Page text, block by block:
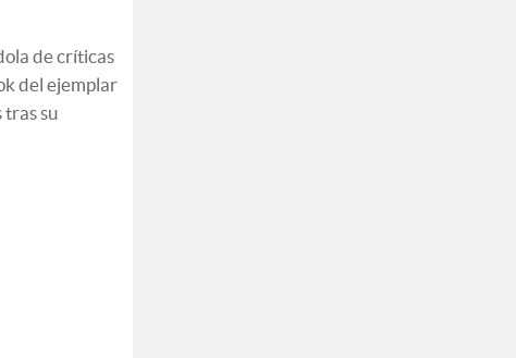
de críticas
del ejemplar
tras su